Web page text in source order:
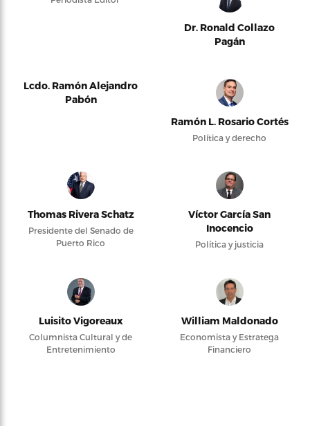
Dr. Ronald Collazo
Pagán
Lcdo. Ramón Alejandro
Pabón
Ramón L. Rosario Cortés
Política y derecho
Thomas Rivera Schatz
Presidente del Senado de
Puerto Rico
Víctor García San
Inocencio
Política y justicia
Luisito Vigoreaux
Columnista Cultural y de
Entretenimiento
William Maldonado
Economista y Estratega
Financiero